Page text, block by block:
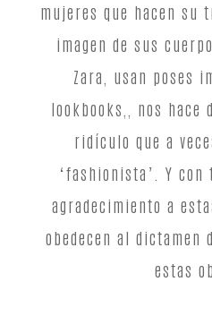
mujeres que hacen su
imagen de sus
Zara, usan poses
lookbooks,, nos hace
ridículo que a
‘fashionista’. Y
agradecimiento a
obedecen al dictamen
estas